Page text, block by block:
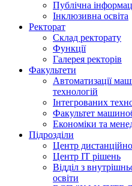
Публічна
Інклюзивна освіта
Ректорат
Склад ректорату
Функції
Галерея ректорів
Факультети
Автоматизації
технологій
Інтегрованих
Факультет
Економіки та
Підрозділи
Центр
Центр ІТ рішень
Відділ з
освіти